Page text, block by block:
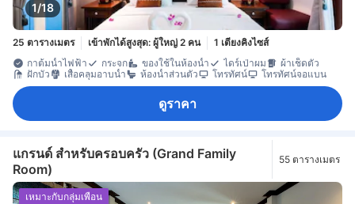
1/18
25 ตารางเมตร เข้าพักได้สูงสุด: ผู้ใหญ่ 2 คน
1 เตียงคิงไซส์
กาต้มน้ำไฟฟ้า
กระจก ของใช้ในห้องน้ำ ไดร์เป่าผม
ผ้าเช็ดตัว
ฝักบัว
เสื้อคลุมอาบน้ำ ห้องน้ำส่วนตัว โทรทัศน์ โทรทัศน์จอแบน
ดูราคา
แกรนด์ สำหรับครอบครัว (Grand Family
Room)
55 ตารางเมตร
เหมาะกับกลุ่มเพื่อน